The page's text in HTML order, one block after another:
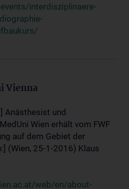
interdisziplinaere-
Vienna
Anästhesist und
Wien erhält vom FWF
auf dem Gebiet der
(Wien, 25-1-2016) Klaus
web/en/about-